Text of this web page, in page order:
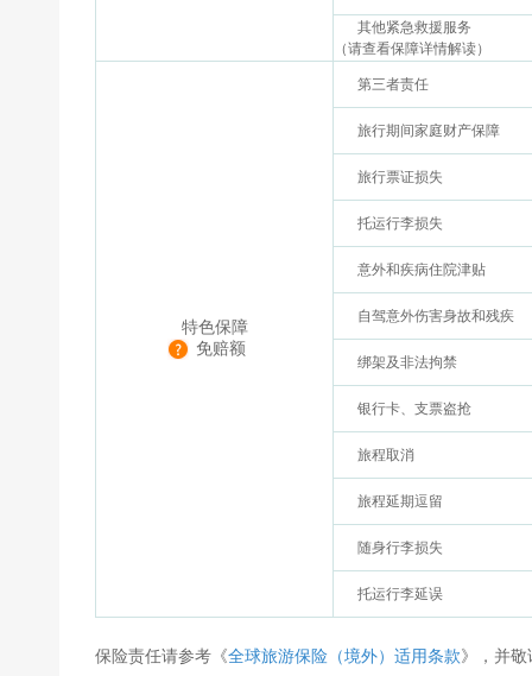
其他紧急救援服务
（请查看保障详情解读）
特色保障
免赔额
第三者责任
旅行期间家庭财产保障
旅行票证损失
托运行李损失
意外和疾病住院津贴
自驾意外伤害身故和残疾
绑架及非法拘禁
银行卡、支票盗抢
旅程取消
旅程延期逗留
随身行李损失
托运行李延误
保险责任请参考《全球旅游保险（境外）适用条款》，并